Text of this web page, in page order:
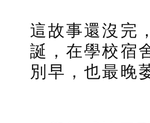
這故事還沒完
誕，在學校宿
別早，也最晚